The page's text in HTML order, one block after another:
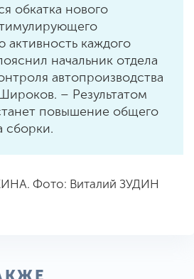
обкатка нового
активность каждого
начальник отдела
автопроизводства
– Результатом
повышение общего
сборки.
Фото: Виталий ЗУДИН